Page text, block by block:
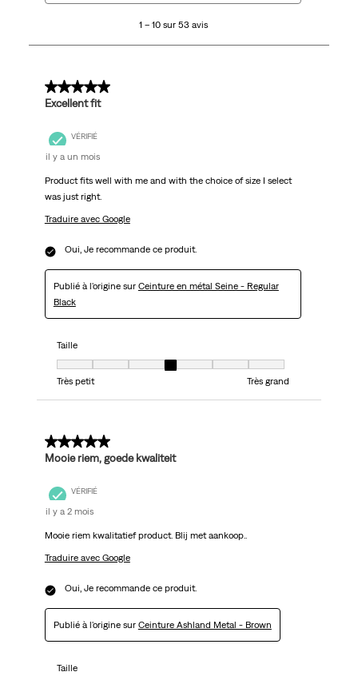
53
1 – 10 sur 53 avis
5 sur 5 étoiles.
Excellent fit
VÉRIFIÉ
il y a un mois
Product fits well with me and with the choice of size I select
was just right.
Traduire avec Google
Oui, Je recommande ce produit.
Publié à l'origine sur Ceinture en métal Seine - Regular
Black
Taille
Taille, 4 sur 7, où 1 est égal à Très petit et 7 est égal à Très grand
Très petit
Très grand
5 sur 5 étoiles.
Mooie riem, goede kwaliteit
VÉRIFIÉ
il y a 2 mois
Mooie riem kwalitatief product. Blij met aankoop..
Traduire avec Google
Oui, Je recommande ce produit.
Publié à l'origine sur Ceinture Ashland Metal - Brown
Taille